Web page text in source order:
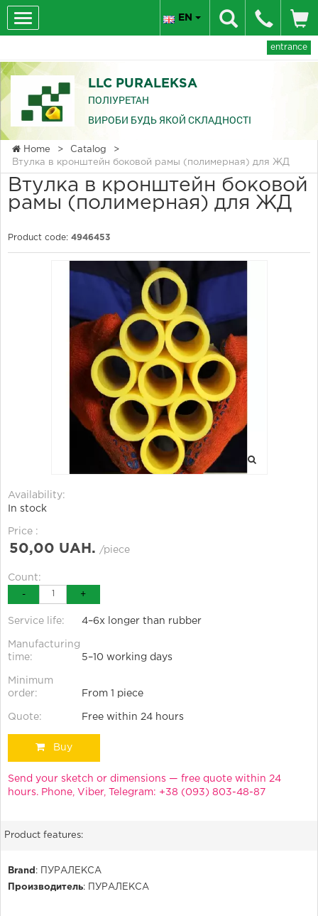
entrance
EN
LLC PURALEKSA
ПОЛІУРЕТАН
ВИРОБИ БУДЬ ЯКОЙ СКЛАДНОСТІ
Home > Catalog
>
Втулка в кронштейн боковой рамы (полимерная) для ЖД
Втулка в кронштейн боковой
рамы (полимерная) для ЖД
Product code: 4946453
Availability:
In stock
Price :
50,00 UAH. /piece
Count:
- +
Service life: 4–6x longer than rubber
Manufacturing
time:
5–10 working days
Minimum
order:
From 1 piece
Quote: Free within 24 hours
Buy
Send your sketch or dimensions — free quote within 24
hours. Phone, Viber, Telegram: +38 (093) 803-48-87
Product features:
Brand : ПУРАЛЕКСА
Производитель: ПУРАЛЕКСА